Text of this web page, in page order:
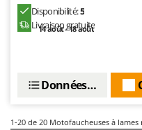
Disponibilité:5
Livraison gratuite
14 août - 18 août
Données
1-20 de 20 Motofaucheuses à